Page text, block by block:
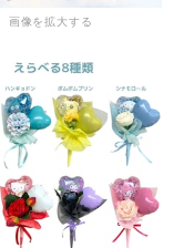
画像を拡大する